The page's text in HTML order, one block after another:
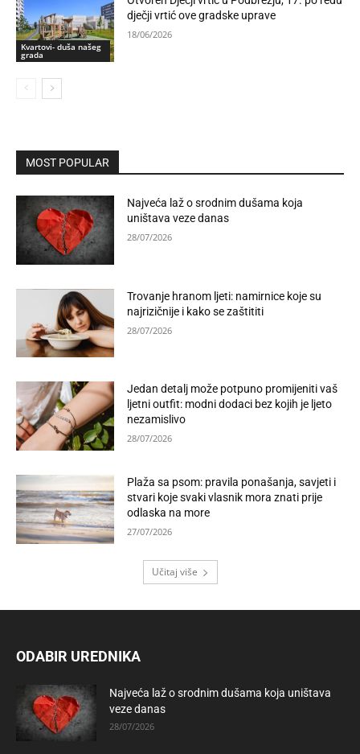
Kvartovi- duša našeg
grada
dječji vrtić ove gradske uprave
18/06/2026
MOST POPULAR
Najveća laž o srodnim dušama koja
uništava veze danas
28/07/2026
Trovanje hranom ljeti: namirnice koje su
najrizičnije i kako se zaštititi
28/07/2026
Jedan detalj može potpuno promijeniti vaš
ljetni outfit: modni dodaci bez kojih je ljeto
nezamislivo
28/07/2026
Plaža sa psom: pravila ponašanja, savjeti i
stvari koje svaki vlasnik mora znati prije
odlaska na more
27/07/2026
Učitaj više
ODABIR UREDNIKA
Najveća laž o srodnim dušama koja uništava
veze danas
28/07/2026